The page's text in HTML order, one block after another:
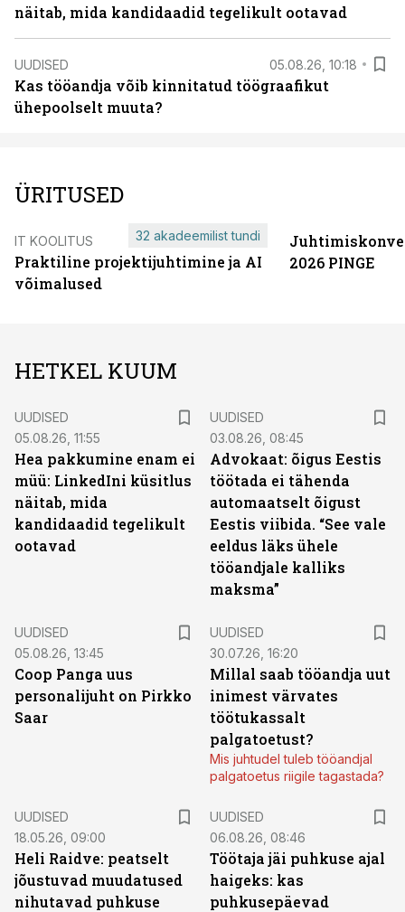
näitab, mida kandidaadid tegelikult ootavad
UUDISED 05.08.26, 10:18
Kas tööandja võib kinnitatud töögraafikut
ühepoolselt muuta?
ÜRITUSED
IT KOOLITUS
Praktiline projektijuhtimine ja AI
võimalused
32 akadeemilist tundi
2026 PINGE
HETKEL KUUM
UUDISED
05.08.26, 11:55
Hea pakkumine enam ei
müü: LinkedIni küsitlus
näitab, mida
kandidaadid tegelikult
ootavad
UUDISED
03.08.26, 08:45
Advokaat: õigus Eestis
töötada ei tähenda
automaatselt õigust
Eestis viibida. “See vale
eeldus läks ühele
tööandjale kalliks
maksma”
UUDISED
05.08.26, 13:45
Coop Panga uus
personalijuht on Pirkko
Saar
UUDISED
30.07.26, 16:20
Millal saab tööandja uut
inimest värvates
töötukassalt
palgatoetust?
Mis juhtudel tuleb tööandjal
palgatoetus riigile tagastada?
UUDISED
18.05.26, 09:00
Heli Raidve: peatselt
jõustuvad muudatused
nihutavad puhkuse
UUDISED
06.08.26, 08:46
Töötaja jäi puhkuse ajal
haigeks: kas
puhkusepäevad